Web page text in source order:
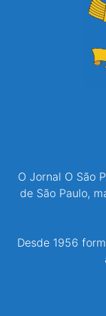
O Jornal O São
de São Paulo,
Desde 1956